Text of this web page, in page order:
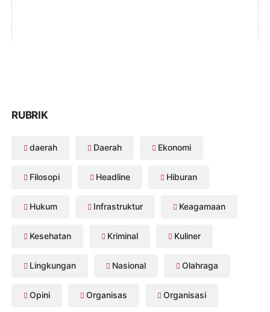
RUBRIK
daerah Daerah Ekonomi
Filosopi Headline Hiburan
Hukum Infrastruktur Keagamaan
Kesehatan Kriminal Kuliner
Lingkungan Nasional Olahraga
Opini Organisas Organisasi